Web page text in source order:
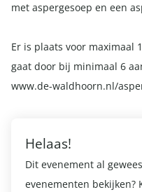
met aspergesoep en een
Er is plaats voor maximaal
gaat door bij minimaal 6
www.de-waldhoorn.nl/
Helaas!
Dit evenement al
evenementen bekijken?